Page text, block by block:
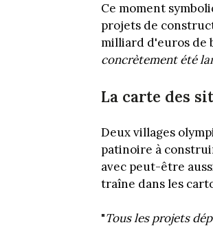
Ce moment
projets de
milliard d'euros de
concrètement été
La carte des
Deux villages
patinoire à
avec peut-être
traîne dans les
"Tous les projets